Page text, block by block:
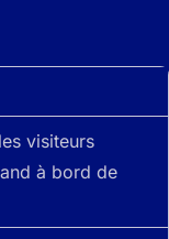
visiteurs
à bord de